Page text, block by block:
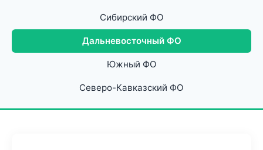
Сибирский ФО
Дальневосточный ФО
Южный ФО
Северо-Кавказский ФО